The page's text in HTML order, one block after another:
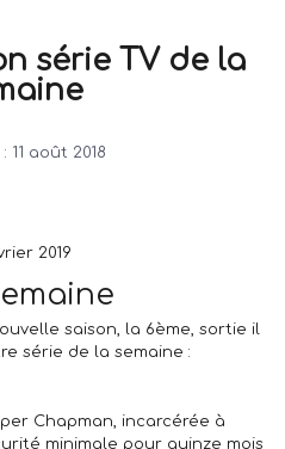
série TV de la
11 août 2018
2019
saison, la 6ème, sortie il
série de la semaine :
Chapman, incarcérée à
minimale pour quinze mois